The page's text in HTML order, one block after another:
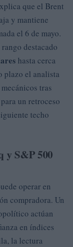
que el Brent
y mantiene
el 6 de mayo.
destacado
hasta cerca
plazo el analista
tras
un retroceso
techo
y S&P 500
operar en
compradora. Un
actúan
en índices
la lectura